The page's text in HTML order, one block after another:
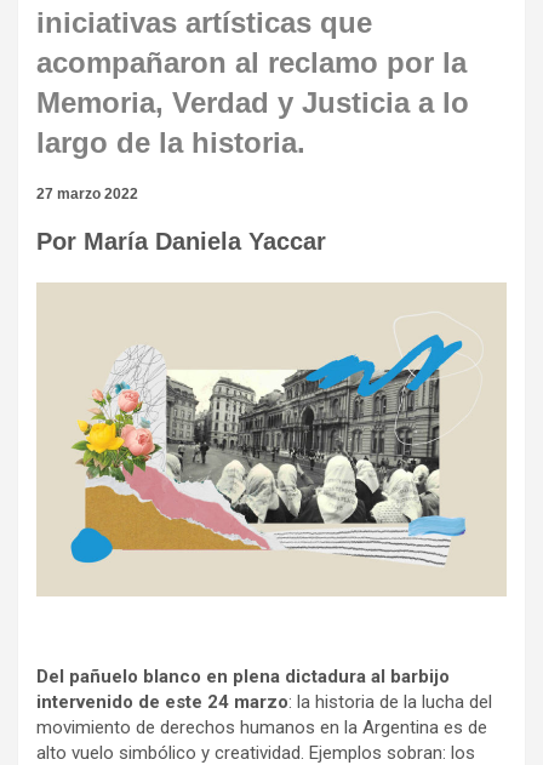
iniciativas artísticas que
acompañaron al reclamo por la
Memoria, Verdad y Justicia a lo
largo de la historia.
27 marzo 2022
Por María Daniela Yaccar
Del pañuelo blanco en plena dictadura al barbijo
intervenido de este 24 marzo: la historia de la lucha del
movimiento de derechos humanos en la Argentina es de
alto vuelo simbólico y creatividad. Ejemplos sobran: los